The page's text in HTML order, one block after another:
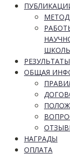
РЕЗУЛЬТАТЫ
ОБЩАЯ
НАГРАДЫ
ОПЛАТА